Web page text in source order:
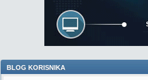
BLOG KORISNIKA